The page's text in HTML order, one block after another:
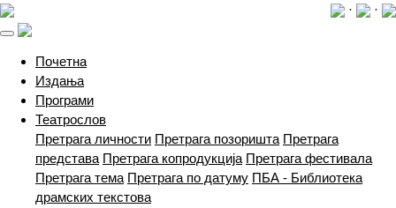
· ·
Почетна(current)
Издања
Програми
Театрослов
Претрага личности Претрага позоришта Претрага
представа Претрага копродукција Претрага фестивала
Претрага тема Претрага по датуму ПБА - Библиотека
драмских текстова